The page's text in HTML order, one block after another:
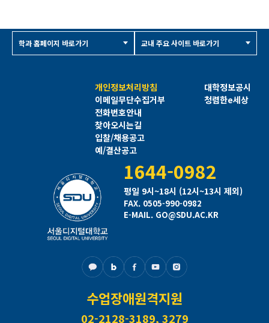
개인정보처리방침
이메일무단수집거부
전화번호안내
찾아오시는길
입찰/채용공고
예/결산공고
대학정보공시
청렴한e세상
1644-0982
평일 9시~18시 (12시~13시 제외)
FAX. 0505-990-0982
E-MAIL. GO@SDU.AC.KR
수업장애원격지원
02-2128-3189, 3279
학과 홈페이지 바로가기 교내 주요 사이트 바로가기